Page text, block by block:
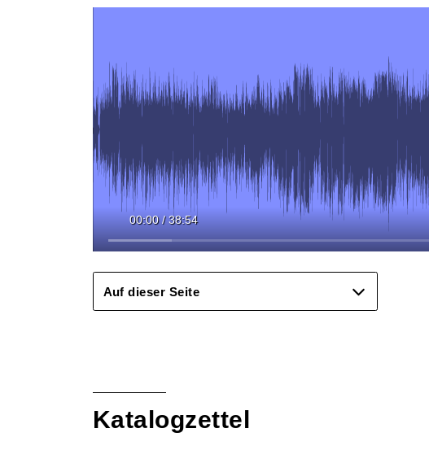
00:00 / 38:54
Auf dieser Seite
Katalogzettel